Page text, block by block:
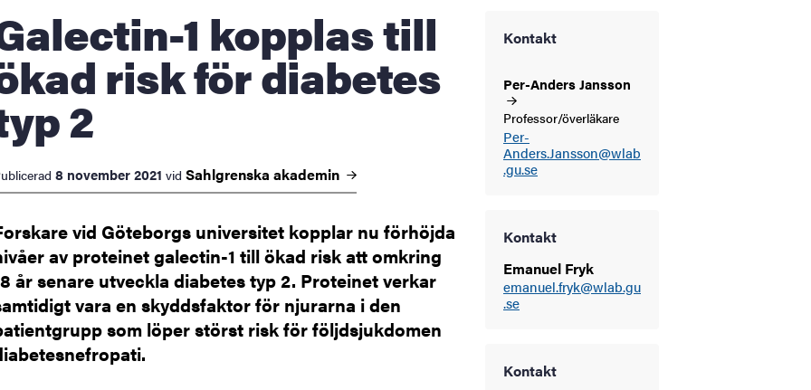
till
risk för diabetes
2
8 november 2021 vid Sahlgrenska akademin
vid Göteborgs universitet kopplar nu förhöjda
av proteinet galectin-1 till ökad risk att omkring
år senare utveckla diabetes typ 2. Proteinet verkar
vara en skyddsfaktor för njurarna i den
som löper störst risk för följdsjukdomen
Kontakt
Per-AndersJansson
Professor/överläkare
Per-
Anders.Jansson@wlab
.gu.se
Kontakt
Emanuel Fryk
emanuel.fryk@wlab.gu
.se
Kontakt